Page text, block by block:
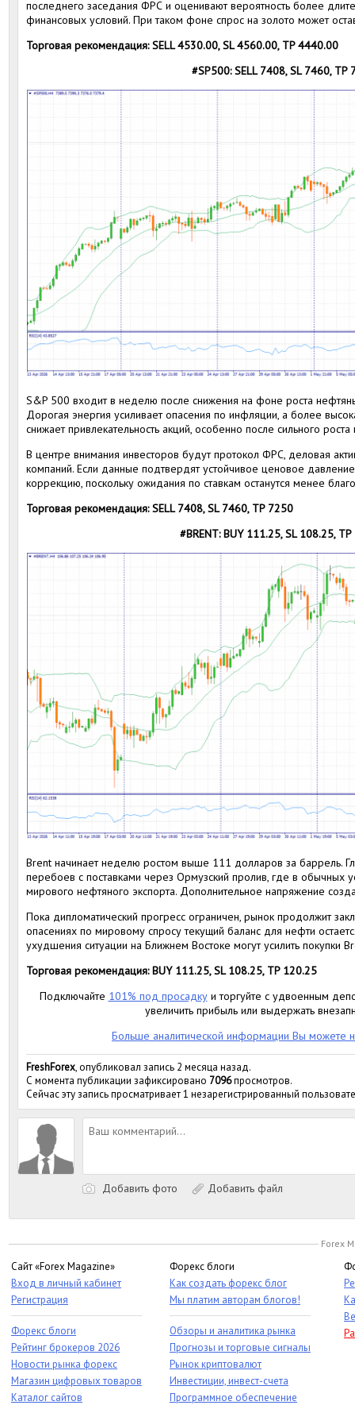
последнего заседания ФРС и оценивают вероятность более
финансовых условий. При таком фоне спрос на золото может
Торговая рекомендация: SELL 4530.00, SL 4560.00, TP 4440.00
#SP500: SELL 7408, SL 7460, TP
S&P 500 входит в неделю после снижения на фоне роста
Дорогая энергия усиливает опасения по инфляции, а более
снижает привлекательность акций, особенно после сильного
В центре внимания инвесторов будут протокол ФРС, деловая
компаний. Если данные подтвердят устойчивое ценовое
коррекцию, поскольку ожидания по ставкам останутся менее
Торговая рекомендация: SELL 7408, SL 7460, TP 7250
#BRENT: BUY 111.25, SL 108.25,
Brent начинает неделю ростом выше 111 долларов за баррель.
перебоев с поставками через Ормузский пролив, где в обычных
мирового нефтяного экспорта. Дополнительное напряжение
Пока дипломатический прогресс ограничен, рынок продолжит
опасениях по мировому спросу текущий баланс для нефти
ухудшения ситуации на Ближнем Востоке могут усилить покупки
Торговая рекомендация: BUY 111.25, SL 108.25, TP 120.25
Подключайте 101% под просадкуи торгуйте с удвоенным
увеличить прибыль или выдержать
Больше аналитической информации Вы можете
FreshForex, опубликовал запись 2 месяца назад.
С момента публикации зафиксировано 7096просмотров.
Сейчас эту запись просматривает 1 незарегистрированный
Добавить фото Добавить файл
Forex
Сайт «Forex Magazine»
Вход в личный кабинет
Регистрация
Форекс блоги
Рейтинг брокеров 2026
Новости рынка форекс
Магазин цифровых товаров
Каталог сайтов
Форекс блоги
Как создать форекс блог
Мы платим авторам блогов!
Обзоры и аналитика рынка
Прогнозы и торговые сигналы
Рынок криптовалют
Инвестиции, инвест-счета
Программное обеспечение